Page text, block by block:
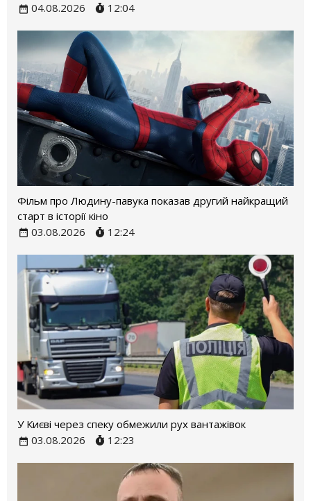
04.08.2026
12:04
Фільм про Людину-павука показав другий найкращий
старт в історії кіно
03.08.2026
12:24
У Києві через спеку обмежили рух вантажівок
03.08.2026
12:23